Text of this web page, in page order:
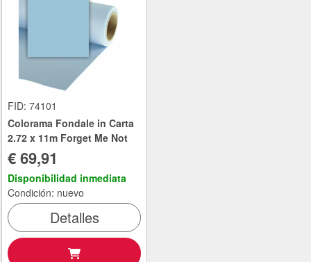
FID: 74101
Colorama Fondale in Carta
2.72 x 11m Forget Me Not
€ 69,91
Disponibilidad inmediata
Condición: nuevo
Detalles